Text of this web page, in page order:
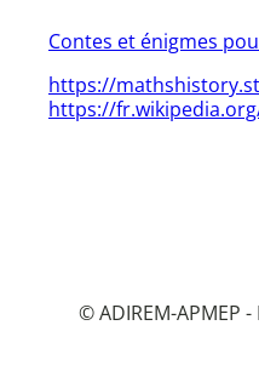
Contes et énigmes
https://
https://
© ADIREM-APMEP -